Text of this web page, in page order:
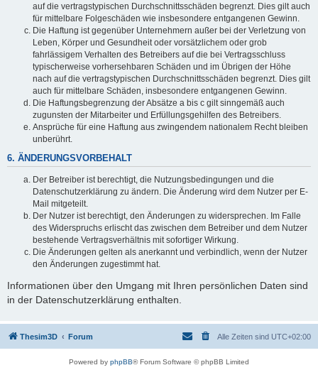
auf die vertragstypischen Durchschnittsschäden begrenzt. Dies gilt auch
für mittelbare Folgeschäden wie insbesondere entgangenen Gewinn.
Die Haftung ist gegenüber Unternehmern außer bei der Verletzung von
Leben, Körper und Gesundheit oder vorsätzlichem oder grob
fahrlässigem Verhalten des Betreibers auf die bei Vertragsschluss
typischerweise vorhersehbaren Schäden und im Übrigen der Höhe
nach auf die vertragstypischen Durchschnittsschäden begrenzt. Dies gilt
auch für mittelbare Schäden, insbesondere entgangenen Gewinn.
Die Haftungsbegrenzung der Absätze a bis c gilt sinngemäß auch
zugunsten der Mitarbeiter und Erfüllungsgehilfen des Betreibers.
Ansprüche für eine Haftung aus zwingendem nationalem Recht bleiben
unberührt.
6. ÄNDERUNGSVORBEHALT
Der Betreiber ist berechtigt, die Nutzungsbedingungen und die
Datenschutzerklärung zu ändern. Die Änderung wird dem Nutzer per E-
Mail mitgeteilt.
Der Nutzer ist berechtigt, den Änderungen zu widersprechen. Im Falle
des Widerspruchs erlischt das zwischen dem Betreiber und dem Nutzer
bestehende Vertragsverhältnis mit sofortiger Wirkung.
Die Änderungen gelten als anerkannt und verbindlich, wenn der Nutzer
den Änderungen zugestimmt hat.
Informationen über den Umgang mit Ihren persönlichen Daten sind
in der Datenschutzerklärung enthalten.
Thesim3D Forum Alle Zeiten sind UTC+02:00
Powered by phpBB® Forum Software © phpBB Limited